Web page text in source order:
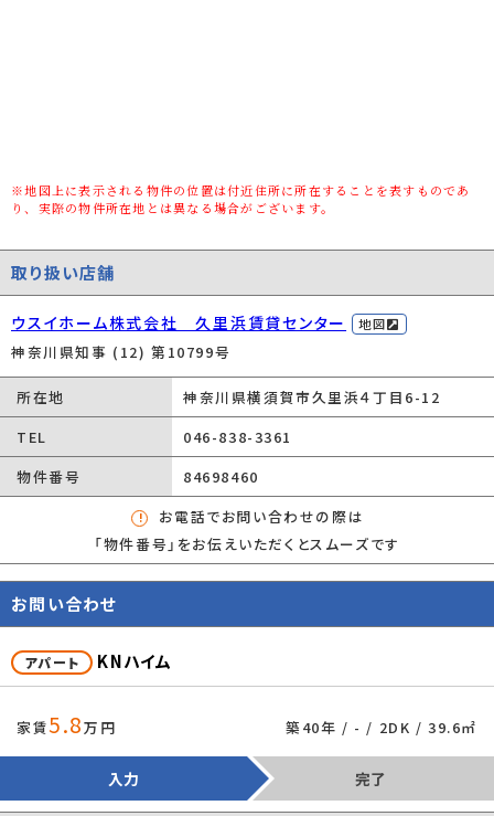
保証人代行義
務/利用料
必加入/初回保証料：総賃料の50％（1年毎
12,000円の更新保証料有）
保証会社
クレデンス
保証会社詳細
初回保証料：総賃料の50％（1年毎12,000円
の更新保証料有）最低保証料：25,000円、口座
振替手数料：157円～330円
保険加入/料金
有/21,500円
保険名/保険期
間
東京海上ミレア少額短期保険/2年
設備
日当たり良好/カップル向け/新婚さん向け/フ
ァミリー向け/室内洗濯機置場/フローリング/
ベランダ/バルコニー/プロパンガス/公営水道/
公共下水/電気有/照明器具付き/ガスコンロ/
ー/浴槽/エアコン/CATV/TVモニタ付インター
ホン
除菌抗菌消臭施工（税込）:1万9,800円 ウスイサポート24（当月分・
翌月分）:2,200円 鍵交換代:1万4,300円 ウスイサポート24（税
込）:1,100円（月額）
※地図上に表示される物件の位置は付近住所に所在することを表すものであ
り、実際の物件所在地とは異なる場合がございます。
取り扱い店舗
ウスイホーム株式会社 久里浜賃貸センター 地図
神奈川県知事 (12) 第10799号
所在地
神奈川県横須賀市久里浜４丁目6-12
TEL
046-838-3361
物件番号
84698460
お電話でお問い合わせの際は
「物件番号」をお伝えいただくとスムーズです
お問い合わせ
アパート KNハイム
家賃5.8万円 築40年 / - / 2DK / 39.6㎡
入力 完了